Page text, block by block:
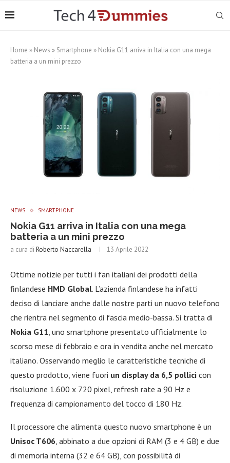
Home » News » Smartphone » Nokia G11 arriva in Italia con una mega
batteria a un mini prezzo
NEWS SMARTPHONE
Nokia G11 arriva in Italia con una mega
batteria a un mini prezzo
a cura di Roberto Naccarella 13 Aprile 2022
Ottime notizie per tutti i fan italiani dei prodotti della
finlandese HMD Global. L’azienda finlandese ha infatti
deciso di lanciare anche dalle nostre parti un nuovo telefono
che rientra nel segmento di fascia medio-bassa. Si tratta di
Nokia G11, uno smartphone presentato ufficialmente lo
scorso mese di febbraio e ora in vendita anche nel mercato
italiano. Osservando meglio le caratteristiche tecniche di
questo prodotto, viene fuori un display da 6,5 pollici con
risoluzione 1.600 x 720 pixel, refresh rate a 90 Hz e
frequenza di campionamento del tocco di 180 Hz.
Il processore che alimenta questo nuovo smartphone è un
Unisoc T606, abbinato a due opzioni di RAM (3 e 4 GB) e due
di memoria interna (32 e 64 GB), con possibilità di